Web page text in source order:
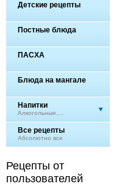
Детские рецепты
Постные блюда
ПАСХА
Блюда на мангале
Напитки
Алкогольные,...
Все рецепты
Абсолютно все
Рецепты от
пользователей